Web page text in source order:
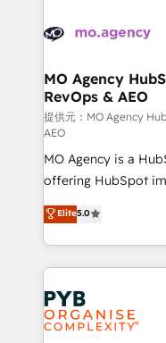
Accreditations.
services are offered
HubSpot journey,
infrastructure to life.
keeps you in
route to your revenue goals. We
supported over 500
implementation,
adoption assurance. Our tried and tested Roadmap
methodology will
deployment
new to HubSpot or
install, our team
expertise to deliver
MO Agency
RevOps & AEO
提供元：MO Agency
AEO
MO Agency is a
offering HubSpot
automation, CRM
architecture, sales
lead scoring and
Salesforce and
Marketing, Answer
Generative Engine
HubSpot Content
Elite5.0